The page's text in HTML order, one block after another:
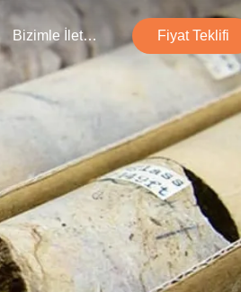
Bizimle İletişim Fiyat Teklifi